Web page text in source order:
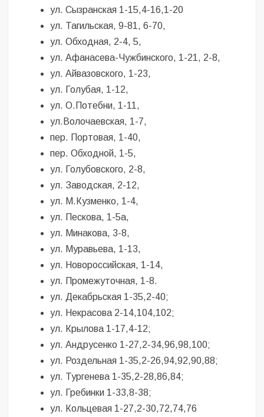
ул. Сызранская 1-15,4-16,1-20
ул. Тагильская, 9-81, 6-70,
ул. Обходная, 2-4, 5,
ул. Афанасева-Чужбинского, 1-21, 2-8,
ул. Айвазовского, 1-23,
ул. Голубая, 1-12,
ул. О.Потебни, 1-11,
ул.Волочаевская, 1-7,
пер. Портовая, 1-40,
пер. Обходной, 1-5,
ул. Голубовского, 2-8,
ул. Заводская, 2-12,
ул. М.Кузменко, 1-4,
ул. Пескова, 1-5а,
ул. Минакова, 3-8,
ул. Муравьева, 1-13,
ул. Новороссийская, 1-14,
ул. Промежуточная, 1-8.
ул. Декабрьская 1-35,2-40;
ул. Некрасова 2-14,104,102;
ул. Крылова 1-17,4-12;
ул. Андрусенко 1-27,2-34,96,98,100;
ул. Роздельная 1-35,2-26,94,92,90,88;
ул. Тургенева 1-35,2-28,86,84;
ул. Гребинки 1-33,8-38;
ул. Кольцевая 1-27,2-30,72,74,76